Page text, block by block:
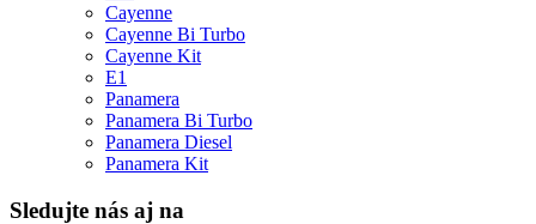
Cayenne
Cayenne Bi Turbo
Cayenne Kit
E1
Panamera
Panamera Bi Turbo
Panamera Diesel
Panamera Kit
Sledujte nás aj na